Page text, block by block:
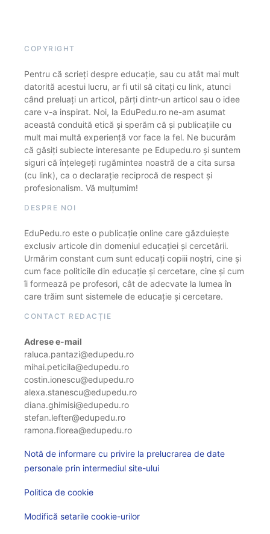
COPYRIGHT
Pentru că scrieți despre educație, sau cu atât mai mult
datorită acestui lucru, ar fi util să citați cu link, atunci
când preluați un articol, părți dintr-un articol sau o idee
care v-a inspirat. Noi, la EduPedu.ro ne-am asumat
această conduită etică și sperăm că și publicațiile cu
mult mai multă experiență vor face la fel. Ne bucurăm
că găsiți subiecte interesante pe Edupedu.ro și suntem
siguri că înțelegeți rugămintea noastră de a cita sursa
(cu link), ca o declarație reciprocă de respect și
profesionalism. Vă mulțumim!
DESPRE NOI
EduPedu.ro este o publicație online care găzduiește
exclusiv articole din domeniul educației și cercetării.
Urmărim constant cum sunt educați copiii noștri, cine și
cum face politicile din educație și cercetare, cine și cum
îi formează pe profesori, cât de adecvate la lumea în
care trăim sunt sistemele de educație și cercetare.
CONTACT REDACȚIE
Adrese e-mail
raluca.pantazi@edupedu.ro
mihai.peticila@edupedu.ro
costin.ionescu@edupedu.ro
alexa.stanescu@edupedu.ro
diana.ghimisi@edupedu.ro
stefan.lefter@edupedu.ro
ramona.florea@edupedu.ro
Notă de informare cu privire la prelucrarea de date
personale prin intermediul site-ului
Politica de cookie
Modifică setarile cookie-urilor